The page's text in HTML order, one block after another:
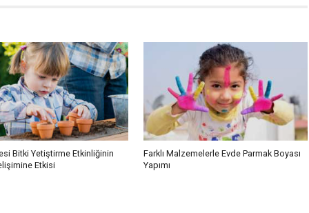
Bitki Yetiştirme Etkinliğinin
Etkisi
Farklı Malzemelerle Evde Parmak Boyası
Yapımı